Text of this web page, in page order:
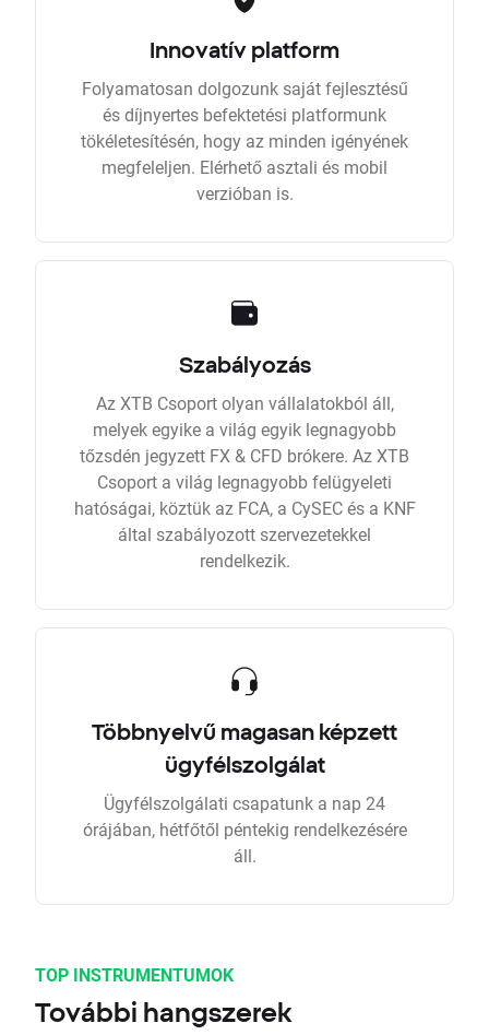
Innovatív platform
Folyamatosan dolgozunk saját fejlesztésű
és díjnyertes befektetési platformunk
tökéletesítésén, hogy az minden igényének
megfeleljen. Elérhető asztali és mobil
verzióban is.
Szabályozás
Az XTB Csoport olyan vállalatokból áll,
melyek egyike a világ egyik legnagyobb
tőzsdén jegyzett FX & CFD brókere. Az XTB
Csoport a világ legnagyobb felügyeleti
hatóságai, köztük az FCA, a CySEC és a KNF
által szabályozott szervezetekkel
rendelkezik.
Többnyelvű magasan képzett
ügyfélszolgálat
Ügyfélszolgálati csapatunk a nap 24
órájában, hétfőtől péntekig rendelkezésére
áll.
TOP INSTRUMENTUMOK
További hangszerek